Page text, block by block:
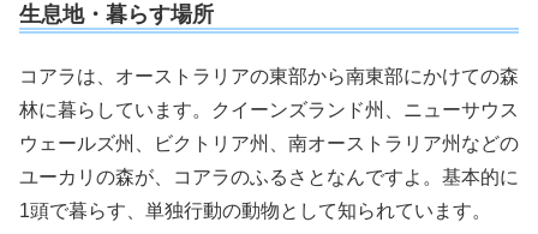
生息地・暮らす場所
コアラは、オーストラリアの東部から南東部にかけての森
林に暮らしています。クイーンズランド州、ニューサウス
ウェールズ州、ビクトリア州、南オーストラリア州などの
ユーカリの森が、コアラのふるさとなんですよ。基本的に
1頭で暮らす、単独行動の動物として知られています。